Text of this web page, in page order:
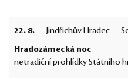
22. 8. Jindřichův Hradec
Hradozámecká noc
netradiční prohlídky Státního